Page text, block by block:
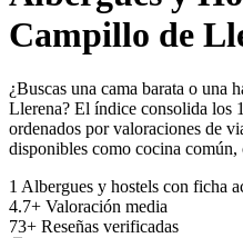
Campillo de
¿Buscas una cama barata o una
Llerena? El índice consolida los
ordenados por valoraciones de
disponibles como cocina
1 Albergues y hostels con ficha
4.7+ Valoración media
73+ Reseñas verificadas